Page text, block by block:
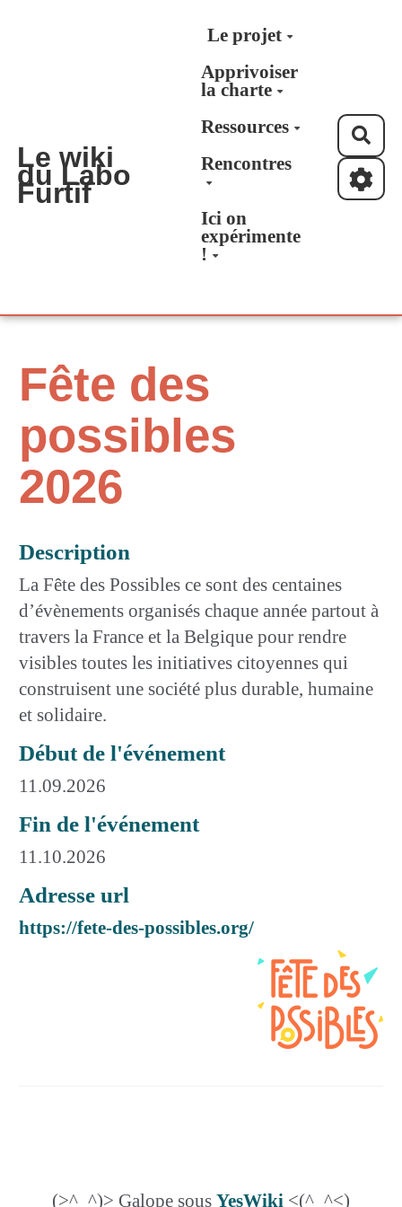
Aller au contenu principal
Le wiki
du Labo
Furtif
Le projet
Apprivoiser
la charte
Ressources
Rencontres
Ici on
expérimente
!
Fête des
possibles
2026
Description
La Fête des Possibles ce sont des centaines
d’évènements organisés chaque année partout à
travers la France et la Belgique pour rendre
visibles toutes les initiatives citoyennes qui
construisent une société plus durable, humaine
et solidaire.
Début de l'événement
11.09.2026
Fin de l'événement
11.10.2026
Adresse url
https://fete-des-possibles.org/
(>^_^)> Galope sous YesWiki <(^_^<)